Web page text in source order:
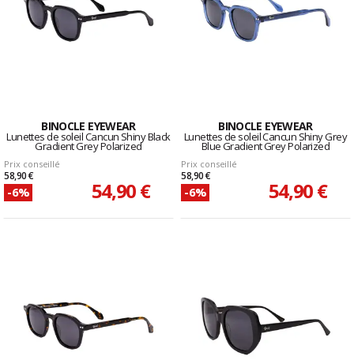
BINOCLE EYEWEAR
Lunettes de soleil Cancun Shiny Black
Gradient Grey Polarized
Prix conseillé
58,90 €
-6% 54,90 €
BINOCLE EYEWEAR
Lunettes de soleil Cancun Shiny Grey
Blue Gradient Grey Polarized
Prix conseillé
58,90 €
-6% 54,90 €